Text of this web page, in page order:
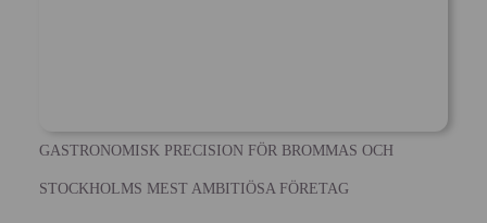
GASTRONOMISK PRECISION FÖR BROMMAS OCH
STOCKHOLMS MEST AMBITIÖSA FÖRETAG